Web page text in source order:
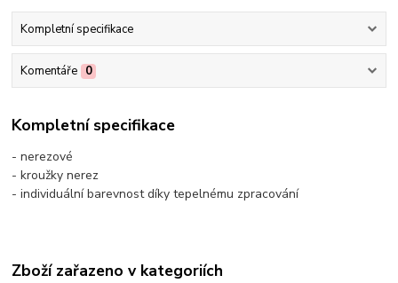
Kompletní specifikace
Komentáře 0
Kompletní specifikace
- nerezové
- kroužky nerez
- individuální barevnost díky tepelnému zpracování
Zboží zařazeno v kategoriích